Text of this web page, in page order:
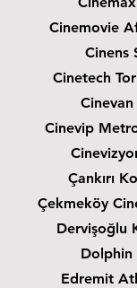
Cinemovie
Cinens
Cinetech
Cinevan
Cinevip
Çankırı
Çekmeköy
Dervişoğlu
Dolphin
Edremit